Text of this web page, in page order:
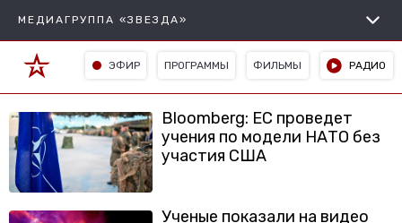
МЕДИАГРУППА «ЗВЕЗДА»
ЭФИР ПРОГРАММЫ ФИЛЬМЫ РАДИО
Bloomberg: ЕС проведет
учения по модели НАТО без
участия США
Ученые показали на видео